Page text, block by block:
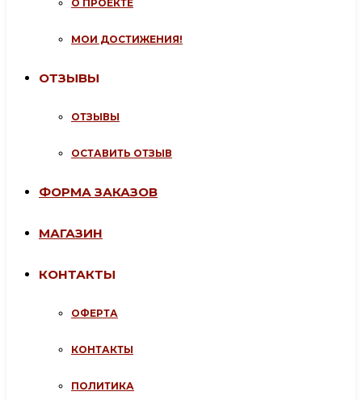
О ПРОЕКТЕ
МОИ ДОСТИЖЕНИЯ!
ОТЗЫВЫ
ОТЗЫВЫ
ОСТАВИТЬ ОТЗЫВ
ФОРМА ЗАКАЗОВ
МАГАЗИН
КОНТАКТЫ
ОФЕРТА
КОНТАКТЫ
ПОЛИТИКА